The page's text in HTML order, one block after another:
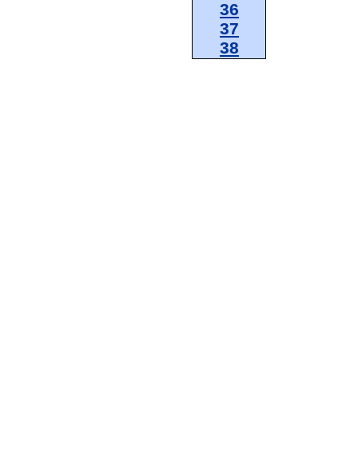
36
37
38